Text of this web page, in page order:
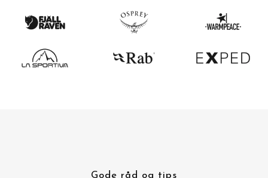
Gode råd og tips